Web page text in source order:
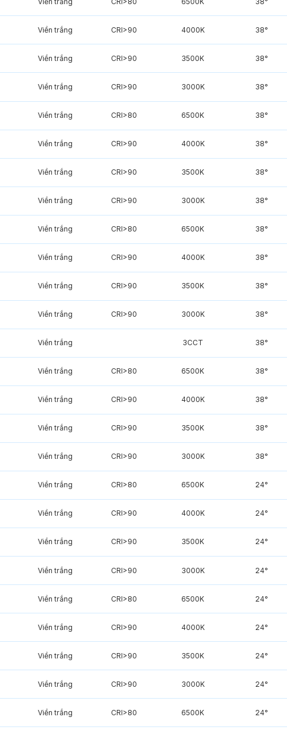
Viền trắng CRI>90 4000K 38°
Viền trắng CRI>90 3500K 38°
Viền trắng CRI>90 3000K 38°
Viền trắng CRI>80 6500K 38°
Viền trắng CRI>90 4000K 38°
Viền trắng CRI>90 3500K 38°
Viền trắng CRI>90 3000K 38°
Viền trắng CRI>80 6500K 38°
Viền trắng CRI>90 4000K 38°
Viền trắng CRI>90 3500K 38°
Viền trắng CRI>90 3000K 38°
Viền trắng 3CCT 38°
Viền trắng CRI>80 6500K 38°
Viền trắng CRI>90 4000K 38°
Viền trắng CRI>90 3500K 38°
Viền trắng CRI>90 3000K 38°
Viền trắng CRI>80 6500K 24°
Viền trắng CRI>90 4000K 24°
Viền trắng CRI>90 3500K 24°
Viền trắng CRI>90 3000K 24°
Viền trắng CRI>80 6500K 24°
Viền trắng CRI>90 4000K 24°
Viền trắng CRI>90 3500K 24°
Viền trắng CRI>90 3000K 24°
Viền trắng CRI>80 6500K 24°